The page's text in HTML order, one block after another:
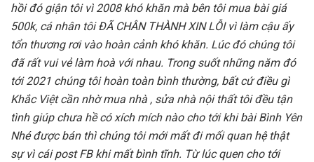
hồi đó giận tôi vì 2008 khó khăn mà bên tôi mua bài giá
500k, cá nhân tôi ĐÃ CHÂN THÀNH XIN LỖI vì làm cậu ấy
tổn thương rơi vào hoàn cảnh khó khăn. Lúc đó chúng tôi
đã rất vui vẻ làm hoà với nhau. Trong suốt những năm đó
tới 2021 chúng tôi hoàn toàn bình thường, bất cứ điều gì
Khắc Việt cần nhờ mua nhà , sửa nhà nội thất tôi đều tận
tình giúp chưa hề có xích mích nào cho tới khi bài Bình Yên
Nhé được bán thì chúng tôi mới mất đi mối quan hệ thật
sự vì cái post FB khi mất bình tĩnh. Từ lúc quen cho tới